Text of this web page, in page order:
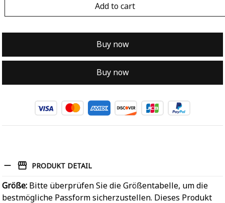
Add to cart
Buy now
Buy now
PRODUKT DETAIL
Größe: Bitte überprüfen Sie die Größentabelle, um die
bestmögliche Passform sicherzustellen. Dieses Produkt